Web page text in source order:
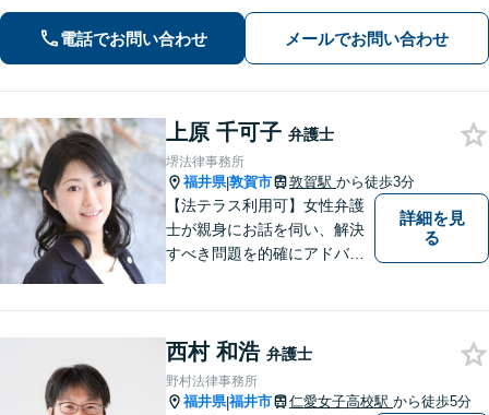
続・相続放棄ご相談ください
電話でお問い合わせ メールでお問い合わせ
上原 千可子 弁護士
堺法律事務所
福井県|敦賀市 敦賀駅 から徒歩3分
【法テラス利用可】女性弁護
士が親身にお話を伺い、解決
すべき問題を的確にアドバイ
実績があります。まずはお気
軽にお問い合わせください。
詳細を見
る
西村 和浩 弁護士
野村法律事務所
福井県|福井市 仁愛女子高校駅 から徒歩5分